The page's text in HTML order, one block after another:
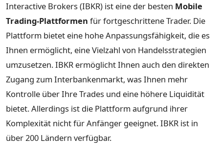
Interactive Brokers (IBKR) ist eine der besten Mobile
Trading-Plattformen für fortgeschrittene Trader. Die
Plattform bietet eine hohe Anpassungsfähigkeit, die es
Ihnen ermöglicht, eine Vielzahl von Handelsstrategien
umzusetzen. IBKR ermöglicht Ihnen auch den direkten
Zugang zum Interbankenmarkt, was Ihnen mehr
Kontrolle über Ihre Trades und eine höhere Liquidität
bietet. Allerdings ist die Plattform aufgrund ihrer
Komplexität nicht für Anfänger geeignet. IBKR ist in
über 200 Ländern verfügbar.